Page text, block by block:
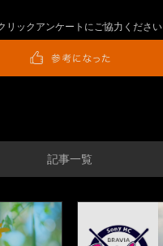
リックアンケートにご協力ください
記事一覧